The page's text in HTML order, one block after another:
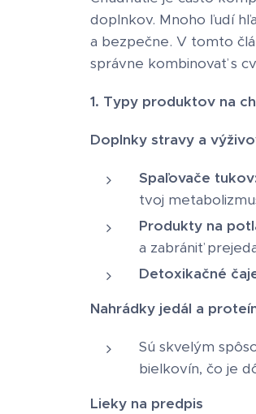
doplnkov. Mnoho ľudí
a bezpečne. V tomto
správne kombinovať s
1. Typy produktov na
Doplnky stravy a
Spaľovače
tvoj
Produkty na
a zabrániť
Detoxikačné
Nahrádky jedál a
Sú skvelým
bielkovín, čo je
Lieky na predpis